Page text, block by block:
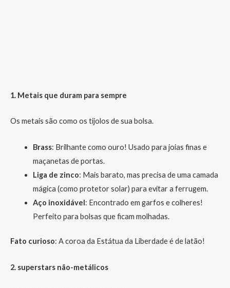
1. Metais que duram para sempre
Os metais são como os tijolos de sua bolsa.
Brass: Brilhante como ouro! Usado para joias finas e
maçanetas de portas.
Liga de zinco: Mais barato, mas precisa de uma camada
mágica (como protetor solar) para evitar a ferrugem.
Aço inoxidável: Encontrado em garfos e colheres!
Perfeito para bolsas que ficam molhadas.
Fato curioso: A coroa da Estátua da Liberdade é de latão!
2. superstars não-metálicos